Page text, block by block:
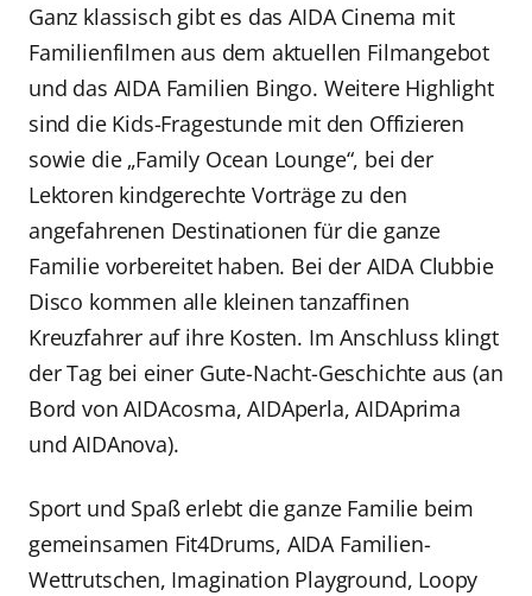
Ganz klassisch gibt es das AIDA Cinema mit
Familienfilmen aus dem aktuellen Filmangebot
und das AIDA Familien Bingo. Weitere Highlight
sind die Kids-Fragestunde mit den Offizieren
sowie die „Family Ocean Lounge“, bei der
Lektoren kindgerechte Vorträge zu den
angefahrenen Destinationen für die ganze
Familie vorbereitet haben. Bei der AIDA Clubbie
Disco kommen alle kleinen tanzaffinen
Kreuzfahrer auf ihre Kosten. Im Anschluss klingt
der Tag bei einer Gute-Nacht-Geschichte aus (an
Bord von AIDAcosma, AIDAperla, AIDAprima
und AIDAnova).
Sport und Spaß erlebt die ganze Familie beim
gemeinsamen Fit4Drums, AIDA Familien-
Wettrutschen, Imagination Playground, Loopy